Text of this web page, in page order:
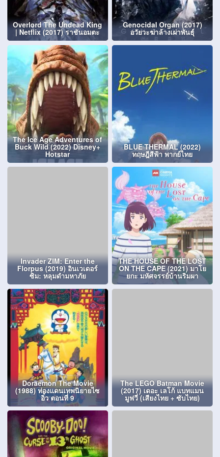
Overlord The Undead King
| Netflix (2017) ราชันอมตะ
Genocidal Organ (2017)
อวัยวะฆ่าล้างเผ่าพันธุ์
The Ice Age Adventures of
Buck Wild (2022) Disney+
Hotstar
BLUE THERMAL (2022)
ทฤษฎีสีฟ้า พากย์ไทย
Invader ZIM: Enter the
Florpus (2019) อินเวเดอร์
ซิม: หลุมดำมหาภัย
THE HOUSE OF THE LOST
ON THE CAPE (2021) มาโย
ยกะ มหัศจรรย์บ้านริมผา
Doraemon The Movie
(1988) ท่องแดนเทพนิยายไซ
อิ๋ว ตอนที่ 9
The LEGO Batman Movie
(2017) เดอะ เลโก้ แบทแมน
มูฟวี่ (เสียงไทย + ซับไทย)